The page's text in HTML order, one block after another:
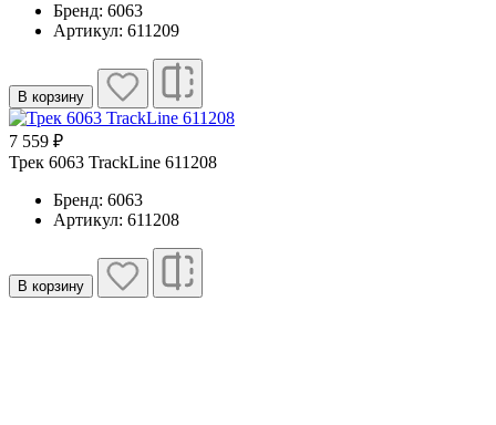
Бренд: 6063
Артикул: 611209
В корзину
7 559 ₽
Трек 6063 TrackLine 611208
Бренд: 6063
Артикул: 611208
В корзину